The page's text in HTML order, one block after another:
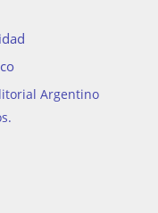
Argentino